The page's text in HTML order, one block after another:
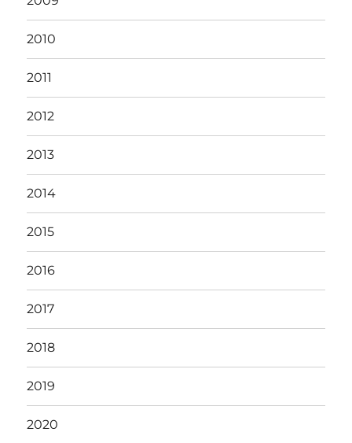
2010
2011
2012
2013
2014
2015
2016
2017
2018
2019
2020